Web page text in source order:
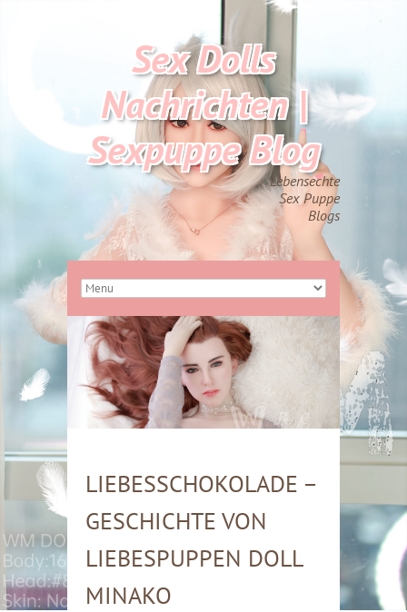
Sex Dolls
Nachrichten |
Sexpuppe Blog
Lebensechte
Sex Puppe
Blogs
LIEBESSCHOKOLADE –
GESCHICHTE VON
LIEBESPUPPEN DOLL
MINAKO